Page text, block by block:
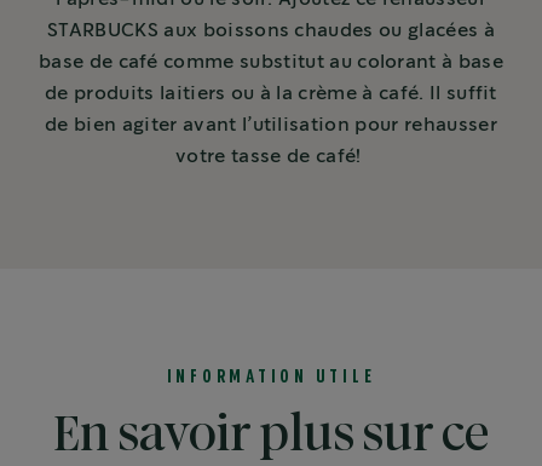
STARBUCKS aux boissons chaudes ou glacées à
base de café comme substitut au colorant à base
de produits laitiers ou à la crème à café. Il suffit
de bien agiter avant l’utilisation pour rehausser
votre tasse de café!
INFORMATION UTILE
En savoir plus sur ce